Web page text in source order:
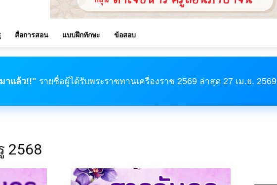
สื่อการสอน แบบฝึกทักษะ ข้อสอบ
าแล้ว!!" รายชื่อผู้ได้รับพระราชทานเครื่องราช 2569 ล่าสุด 27 เม.ย. 2569
2568